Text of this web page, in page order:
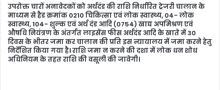
उपरोक्त चारों अनावेदकों को अर्थदंड की राशि निर्धारित ट्रेजरी चालान के
माध्यम से हैड क्रमांक 0210 चिकित्सा एवं लोक स्वास्थ्य, 04- लोक
स्वास्थ्य, 104- शुल्क एवं अर्थ दंड आदि (0754) खाद्य अपमिश्रण एवं
औषधि नियंत्रण के अंतर्गत लाइसेंस फीस अर्थदंड आदि के खाते में 30
दिवस के भीतर जमा कर चालान की प्रति इस न्यायालय में जमा करने हेतु
निर्देशित किया गया है। राशि जमा न करने की दशा में लोक धन शोध
अधिनियम के तहत राशि की वसूली की जावेगी।